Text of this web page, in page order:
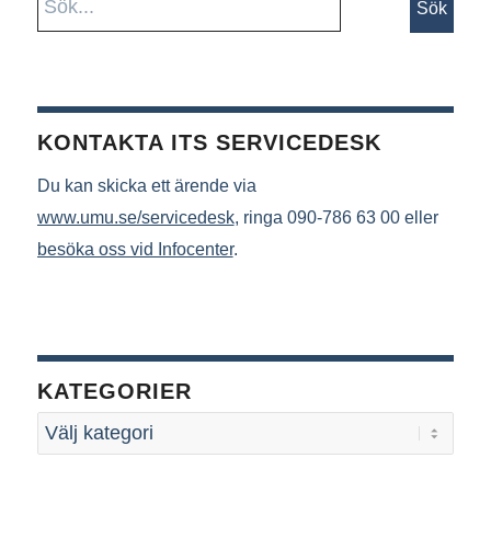
KONTAKTA ITS SERVICEDESK
Du kan skicka ett ärende via
www.umu.se/servicedesk, ringa 090-786 63 00 eller
besöka oss vid Infocenter.
KATEGORIER